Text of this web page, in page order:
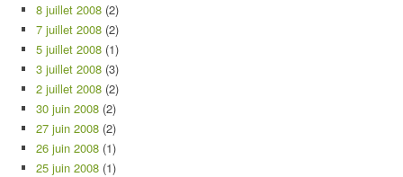
8 juillet 2008 (2)
7 juillet 2008 (2)
5 juillet 2008 (1)
3 juillet 2008 (3)
2 juillet 2008 (2)
30 juin 2008 (2)
27 juin 2008 (2)
26 juin 2008 (1)
25 juin 2008 (1)